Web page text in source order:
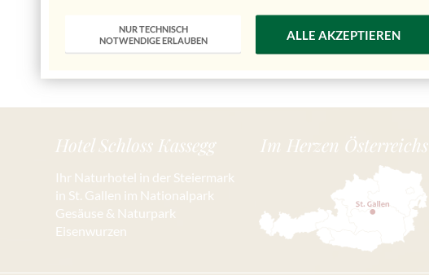
Hotel Schloss Kassegg
Ihr Naturhotel in der Steiermark
in St. Gallen im Nationalpark
Gesäuse & Naturpark
Eisenwurzen
Im Herzen Österreichs
NUR TECHNISCH
NOTWENDIGE ERLAUBEN
ALLE AKZEPTIEREN